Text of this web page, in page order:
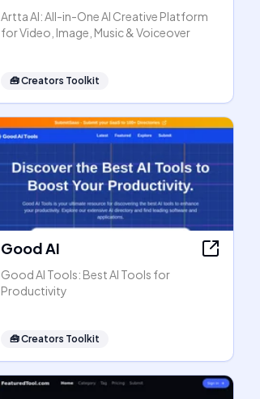
Artta AI: All-in-One AI Creative Platform
for Video, Image, Music & Voiceover
🧰Creators Toolkit
Good AI
Good AI Tools: Best AI Tools for
Productivity
🧰Creators Toolkit